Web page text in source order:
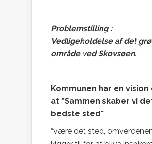
Problemstilling :
Vedligeholdelse af det
område ved Skovsøen.
Kommunen har en vision
at ”Sammen skaber vi
bedste sted”
“være det sted, omverdenen